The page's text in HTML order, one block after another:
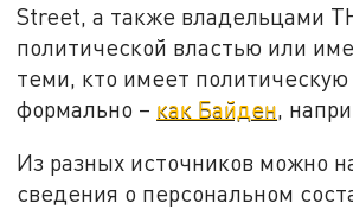
Street, а также владельцами
политической властью или
теми, кто имеет политическую
формально – как Байден,
Из разных источников можно
сведения о персональном